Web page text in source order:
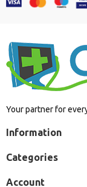
Your partner for
Information
Categories
Account